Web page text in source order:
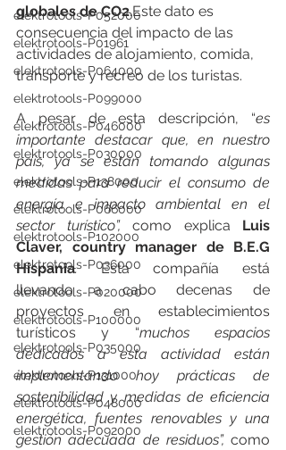
elektrotools-P052000
elektrotools-P01961
elektrotools-P064000
elektrotools-P099000
elektrotools-P046000
elektrotools-P030000
elektrotools-P138000
elektrotools-P066000
elektrotools-P102000
elektrotools-P036000
elektrotools-P020000
elektrotools-P100000
elektrotools-P035000
elektrotools-P131000
elektrotools-P048000
elektrotools-P092000
globales de CO2.Este dato es
consecuencia del impacto de las
actividades de alojamiento, comida,
transporte y recreo de los turistas.
A pesar de esta descripción, “es
importante destacar que, en nuestro
país, ya se están tomando algunas
medidas para reducir el consumo de
energía e impacto ambiental en el
sector turístico”, como explica Luis
Claver, country manager de B.E.G
Hispania. Esta compañía está
llevando a cabo decenas de
proyectos en establecimientos
turísticos y “muchos espacios
dedicados a esta actividad están
implementando hoy prácticas de
sostenibilidad y medidas de eficiencia
energética, fuentes renovables y una
gestión adecuada de residuos”, como